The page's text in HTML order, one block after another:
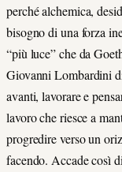
perché alchemica,
bisogno di una forza
“più luce” che da
Giovanni Lombardini
avanti, lavorare e
lavoro che riesce a
progredire verso un
facendo. Accade così